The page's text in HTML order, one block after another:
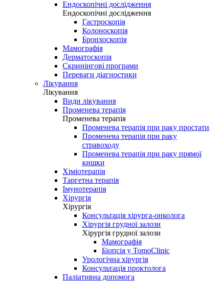
Ендоскопічні дослідження
Ендоскопічні дослідження
Гастроскопія
Колоноскопія
Бронхоскопія
Мамографія
Дерматоскопія
Скринінгові програми
Переваги діагностики
Лікування
Лікування
Види лікування
Променева терапія
Променева терапія
Променева терапія при раку простати
Променева терапія при раку
стравоходу
Променева терапія при раку прямої
кишки
Хіміотерапія
Таргетна терапія
Імунотерапія
Хірургія
Хірургія
Консультація хірурга-онколога
Хірургія грудної залози
Хірургія грудної залози
Мамографія
Біопсія у TomoClinic
Урологічна хірургія
Консультація проктолога
Паліативна допомога